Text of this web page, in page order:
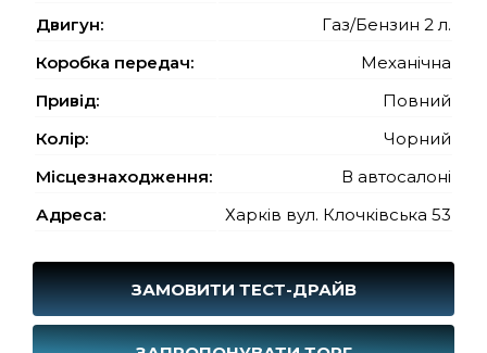
Двигун:
Газ/Бензин 2 л.
Коробка передач:
Механічна
Привід:
Повний
Колір:
Чорний
Місцезнаходження:
В автосалоні
Адреса:
Харків вул. Клочківська 53
ЗАМОВИТИ ТЕСТ-ДРАЙВ